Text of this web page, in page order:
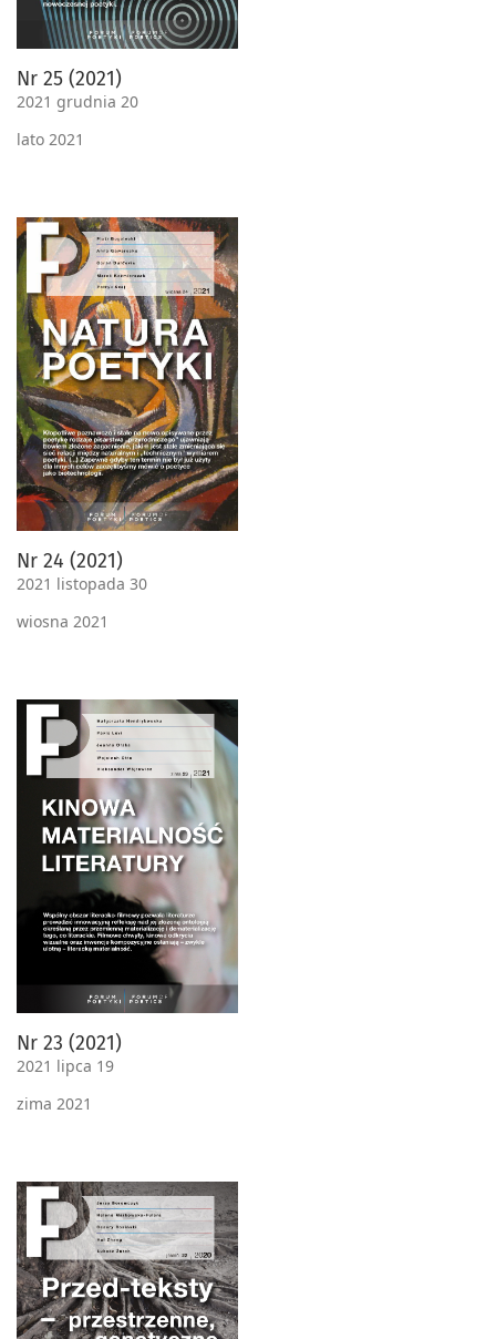
Nr 25 (2021)
2021 grudnia 20
lato 2021
Nr 24 (2021)
2021 listopada 30
wiosna 2021
Nr 23 (2021)
2021 lipca 19
zima 2021